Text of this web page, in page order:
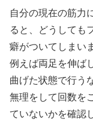
自分の現在の筋力
ると、どうしても
癖がついてしまい
例えば両足を伸ば
曲げた状態で行う
無理をして回数を
ていないかを確認